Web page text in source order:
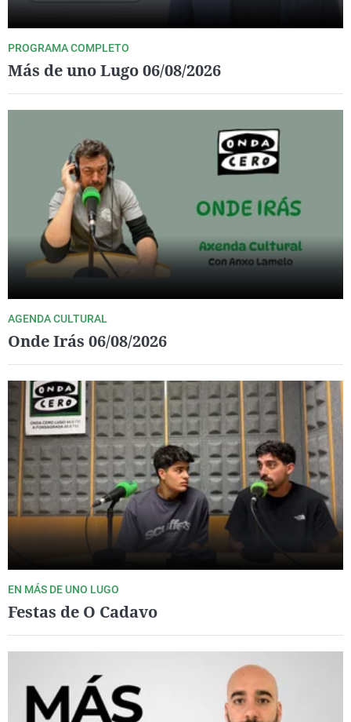
PROGRAMA COMPLETO
Más de uno Lugo 06/08/2026
AGENDA CULTURAL
Onde Irás 06/08/2026
EN MÁS DE UNO LUGO
Festas de O Cadavo